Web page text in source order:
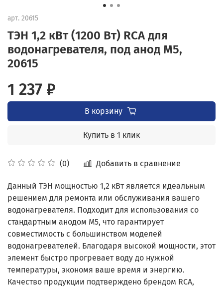
арт. 20615
ТЭН 1,2 кВт (1200 Вт) RCA для
водонагревателя, под анод М5,
20615
(0) Добавить в сравнение
1 237 ₽
В корзину
Купить в 1 клик
Данный ТЭН мощностью 1,2 кВт является идеальным
решением для ремонта или обслуживания вашего
водонагревателя. Подходит для использования со
стандартным анодом М5, что гарантирует
совместимость с большинством моделей
водонагревателей. Благодаря высокой мощности, этот
элемент быстро прогревает воду до нужной
температуры, экономя ваше время и энергию.
Качество продукции подтверждено брендом RCA,